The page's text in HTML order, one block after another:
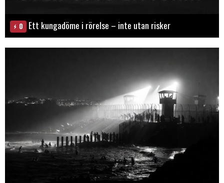
0 Ett kungadöme i rörelse – inte utan risker